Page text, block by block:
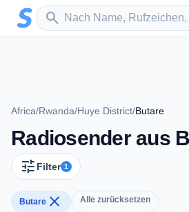
Zum Hauptinhalt springen
search
Sender suchen
Africa/Rwanda/Huye District/Butare
Radiosender aus
tune Filter 1
Butare close Alle zurücksetzen